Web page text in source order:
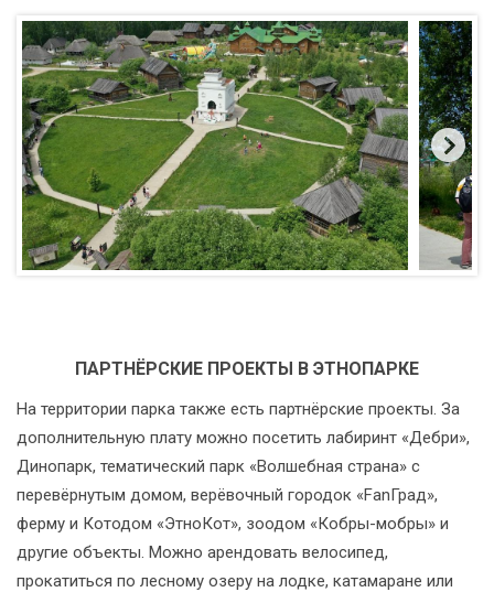
ПАРТНЁРСКИЕ ПРОЕКТЫ В ЭТНОПАРКЕ
На территории парка также есть партнёрские проекты. За
дополнительную плату можно посетить лабиринт «Дебри»,
Динопарк, тематический парк «Волшебная страна» с
перевёрнутым домом, верёвочный городок «FanГрад»,
ферму и Котодом «ЭтноКот», зоодом «Кобры-мобры» и
другие объекты. Можно арендовать велосипед,
прокатиться по лесному озеру на лодке, катамаране или